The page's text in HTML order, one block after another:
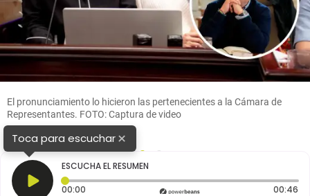
El pronunciamiento lo hicieron las pertenecientes a la Cámara de
Representantes. FOTO: Captura de video
Toca para escuchar×
ESCUCHA EL RESUMEN
00:00 Tiempo transcurrido: 0 segundos 00:46